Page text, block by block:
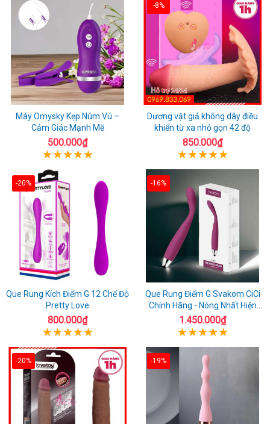
Máy Omysky Kẹp Núm Vú –
Cảm Giác Mạnh Mẽ
500.000₫
-8%
Dương vật giả không dây điều
khiển từ xa nhỏ gọn 42 độ
850.000₫
-20%
Que Rung Kích Điểm G 12 Chế Độ
Pretty Love
800.000₫
-16%
Que Rung Điểm G Svakom CiCi
Chính Hãng - Nóng Nhất Hiện
Nay
1.450.000₫
-20% -19%